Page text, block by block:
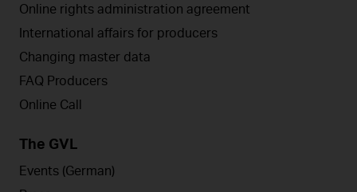
Online rights administration agreement
International affairs for producers
Changing master data
FAQ Producers
Online Call
The GVL
Events (German)